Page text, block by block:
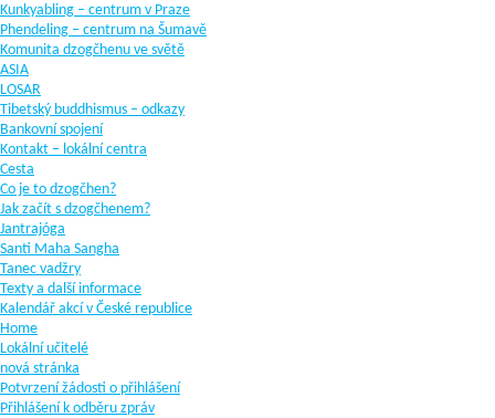
Kunkyabling – centrum v Praze
Phendeling – centrum na Šumavě
Komunita dzogčhenu ve světě
ASIA
LOSAR
Tibetský buddhismus – odkazy
Bankovní spojení
Kontakt – lokální centra
Cesta
Co je to dzogčhen?
Jak začít s dzogčhenem?
Jantrajóga
Santi Maha Sangha
Tanec vadžry
Texty a další informace
Kalendář akcí v České republice
Home
Lokální učitelé
nová stránka
Potvrzení žádosti o přihlášení
Přihlášení k odběru zpráv